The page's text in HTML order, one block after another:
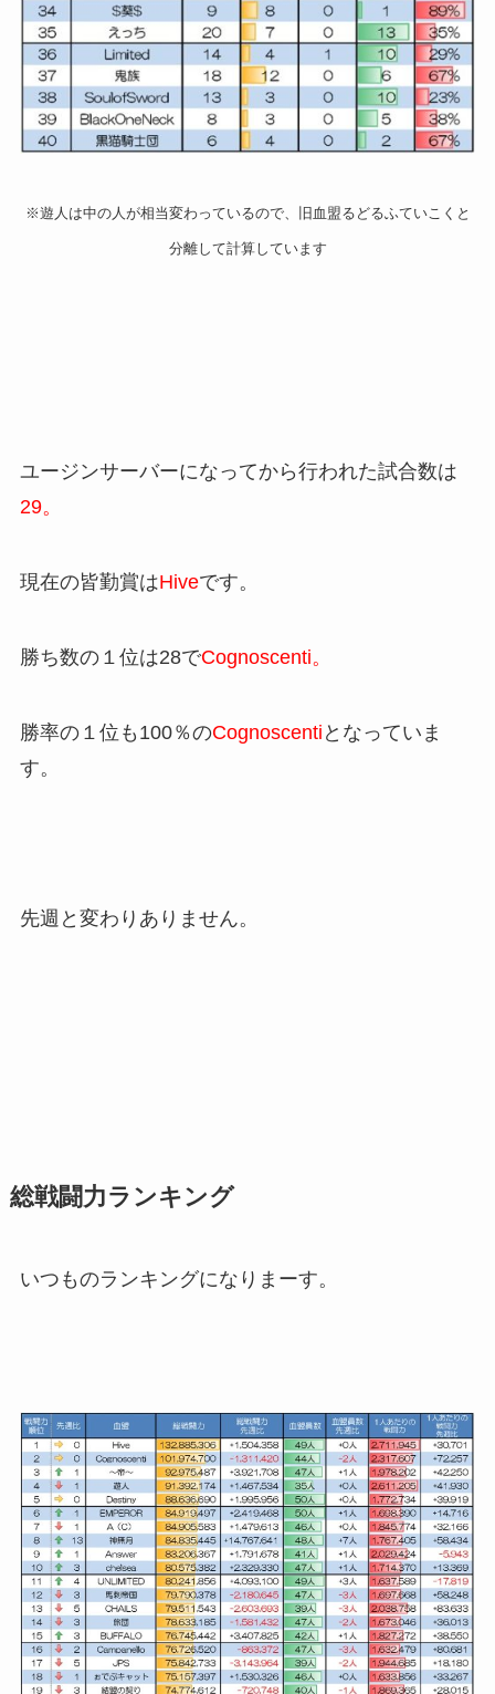
※遊人は中の人が相当変わっているので、旧血盟るどるふていこくと
分離して計算しています
ユージンサーバーになってから行われた試合数は
29。
現在の皆勤賞はHiveです。
勝ち数の１位は28でCognoscenti。
勝率の１位も100％のCognoscenti となっていま
す。
先週と変わりありません。
総戦闘力ランキング
いつものランキングになりまーす。